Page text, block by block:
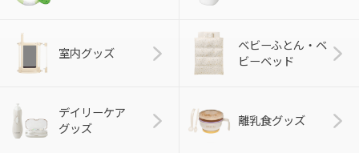
室内グッズ
ベビーふとん・ベ
ビーベッド
デイリーケア
グッズ
離乳食グッズ